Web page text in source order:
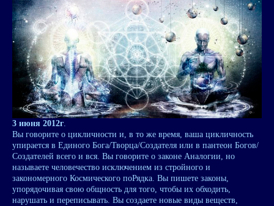
3 июня 2012г.
Вы говорите о цикличности и, в то же время, ваша цикличность
упирается в Единого Бога/Творца/Создателя или в пантеон Богов/
Создателей всего и вся. Вы говорите о законе Аналогии, но
называете человечество исключением из стройного и
закономерного Космического поРядка. Вы пишете законы,
упорядочивая свою общность для того, чтобы их обходить,
нарушать и переписывать. Вы создаете новые виды веществ,